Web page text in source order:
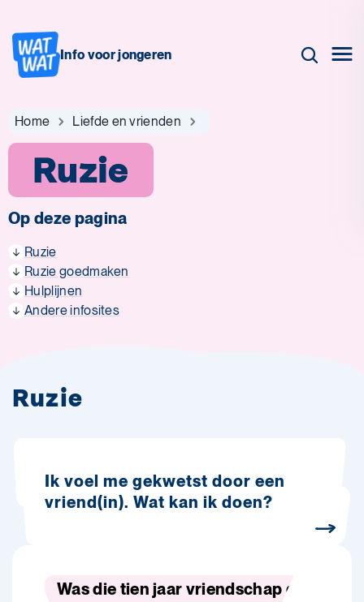
Info voor jongeren
Home Liefde en vrienden
Ruzie
Op deze pagina
Ruzie
Ruzie goedmaken
Hulplijnen
Andere infosites
Ruzie
Ik voel me gekwetst door een
vriend(in). Wat kan ik doen?
Was die tien jaar vriendschap dan